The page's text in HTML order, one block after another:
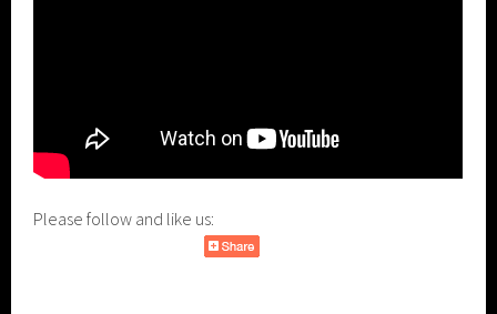
Please follow and like us: